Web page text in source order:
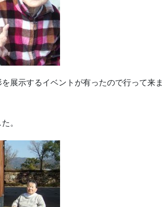
展示するイベントが有ったので行って来ま
。